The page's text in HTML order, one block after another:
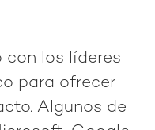
con los líderes
para ofrecer
Algunos de